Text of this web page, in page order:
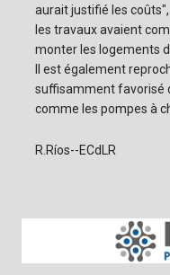
aurait justifié les
les travaux avaient
monter les logements
Il est également
suffisamment favorisé
comme les pompes à
R.Ríos--ECdLR